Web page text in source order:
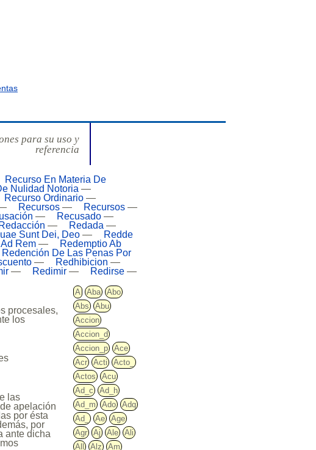
para su uso y
referencia
Recurso En Materia De
Nulidad Notoria —
Recurso Ordinario —
Recursos — Recursos —
— Recusado —
Redacción — Redada —
Sunt Dei, Deo —
Redde
Rem —
Redemptio Ab
Redención De Las Penas Por
— Redhibicion —
— Redimir — Redirse —
A
Aba
Abo
Abs
Abu
Accion
Accion_d
Accion_p
Ace
Acr
Acti
Acto_
Actos
Acu
Ad_c
Ad_h
Ad_m
Ado
Adq
Ad_
Ae
Age
Agr
Aj Ale
Ali
All
Alz
Am
procesales,
los
las
apelación
por ésta
por
ante dicha